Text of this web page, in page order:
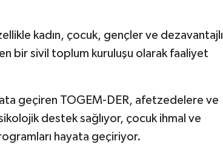
kadın, çocuk, gençler ve dezavantajlı
bir sivil toplum kuruluşu olarak faaliyet
geçiren TOGEM-DER, afetzedelere ve
destek sağlıyor, çocuk ihmal ve
hayata geçiriyor.